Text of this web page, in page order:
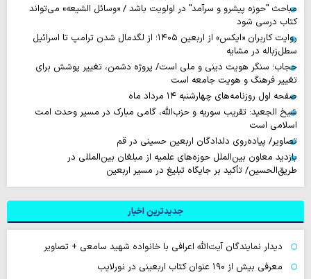
مباحث "حوزه پیشرو و سرآمد" در اولویت باشد / «وسائل الشیعه» می‌تواند
کتاب درسی شود
روایت‌ کاربران «ایکس» از اربعین ۱۴۰۵؛ از لگدمال شدن ترامپ تا اسرائیل
سطل‌زباله‌ در مشایه
حجاب؛ سنگر هویت دینی و ملی است/ پروژه دشمن، تغییر پوشش برای
تغییر فرهنگ و هویت جامعه است
صفحه اول روزنامه‌های چهارشنبه ۱۴ مرداد ماه
شیخ الجعید: تقریب سوریه و حزب‌الله، گامی مبارک در مسیر وحدت امت
اسلامی است
تصاویر/ پیاده‌روی دلدادگان اربعین حسینی در قم
بازدید معاون بین‌الملل حوزه‌های علمیه از مبلغان بین‌المللی در
طریق‌الحسین/ تأکید بر جایگاه تبلیغ در مسیر اربعین
جدیدترین اخبار
دیدار نمایندگان آیت‌الله اعرافی با خانواده شهید سامعی + تصاویر
معرفی بیش از ۱۹۰ عنوان کتاب اربعینی در نورلایب